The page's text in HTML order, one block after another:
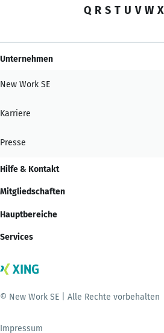
Q R S T U V W X
Unternehmen
New Work SE
Karriere
Presse
Hilfe & Kontakt
Mitgliedschaften
Hauptbereiche
Services
© New Work SE | Alle Rechte vorbehalten
Impressum